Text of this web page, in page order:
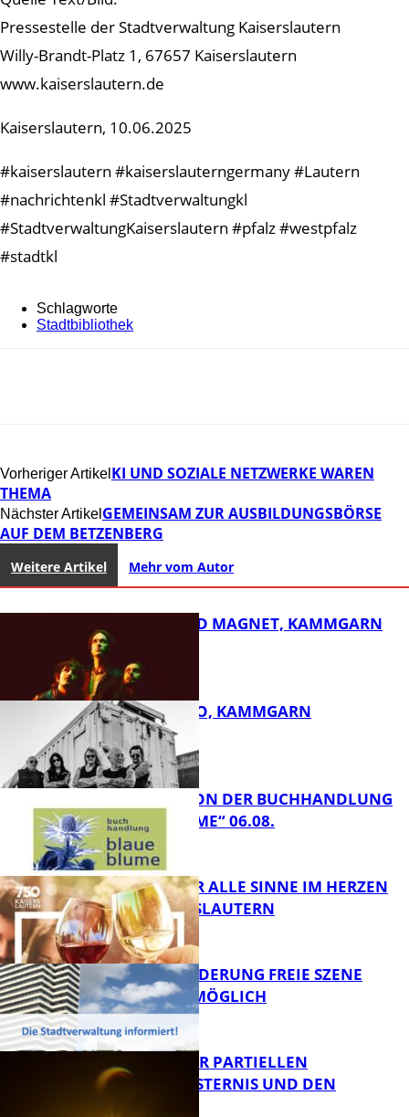
Pressestelle der Stadtverwaltung Kaiserslautern
Willy-Brandt-Platz 1, 67657 Kaiserslautern
www.kaiserslautern.de
Kaiserslautern, 10.06.2025
#kaiserslautern #kaiserslauterngermany #Lautern
#nachrichtenkl #Stadtverwaltungkl
#StadtverwaltungKaiserslautern #pfalz #westpfalz
#stadtkl
Schlagworte
Stadtbibliothek
Vorheriger Artikel KI UND SOZIALE NETZWERKE WAREN
THEMA
Nächster Artikel GEMEINSAM ZUR AUSBILDUNGSBÖRSE
AUF DEM BETZENBERG
Weitere Artikel Mehr vom Autor
FB Kultur
DIRTY SOUND MAGNET, KAMMGARN
ROSE TATTOO, KAMMGARN
FB Kultur
LESETIPPS VON DER BUCHHANDLUNG
„BLAUE BLUME“ 06.08.
FB Kultur
GENÜSSE FÜR ALLE SINNE IM HERZEN
VON KAISERSLAUTERN
PROJEKTFÖRDERUNG FREIE SZENE
WEITERHIN MÖGLICH
VORTRAG ZUR PARTIELLEN
SONNENFINSTERNIS UND DEN
PERSEIDEN